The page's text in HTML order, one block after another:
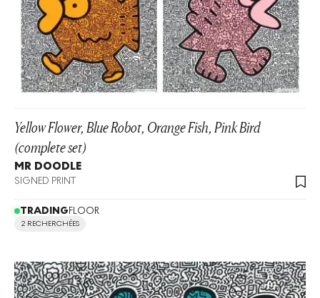
Yellow Flower, Blue Robot, Orange Fish, Pink Bird
(complete set)
MR DOODLE
SIGNED PRINT
TRADINGFLOOR
2 RECHERCHÉES